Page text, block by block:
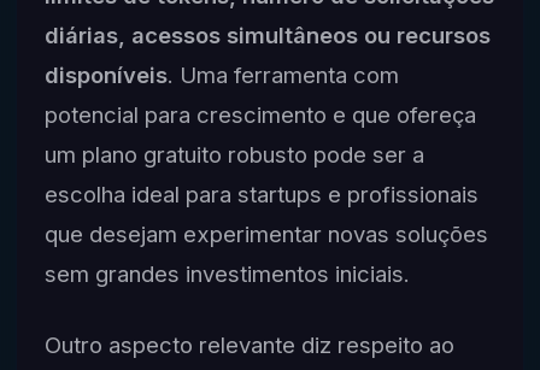
diárias, acessos simultâneos ou recursos
disponíveis. Uma ferramenta com
potencial para crescimento e que ofereça
um plano gratuito robusto pode ser a
escolha ideal para startups e profissionais
que desejam experimentar novas soluções
sem grandes investimentos iniciais.
Outro aspecto relevante diz respeito ao